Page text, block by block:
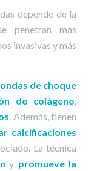
depende de la
penetran más
invasivas y más
de choque
de colágeno,
. Además, tienen
calcificaciones
La técnica
y promueve la